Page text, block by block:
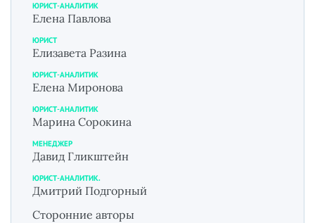
ЮРИСТ-АНАЛИТИК
Елена Павлова
ЮРИСТ
Елизавета Разина
ЮРИСТ-АНАЛИТИК
Елена Миронова
ЮРИСТ-АНАЛИТИК
Марина Сорокина
МЕНЕДЖЕР
Давид Гликштейн
ЮРИСТ-АНАЛИТИК.
Дмитрий Подгорный
Сторонние авторы